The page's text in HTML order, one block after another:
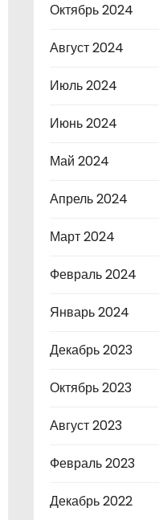
Октябрь 2024
Август 2024
Июль 2024
Июнь 2024
Май 2024
Апрель 2024
Март 2024
Февраль 2024
Январь 2024
Декабрь 2023
Октябрь 2023
Август 2023
Февраль 2023
Декабрь 2022